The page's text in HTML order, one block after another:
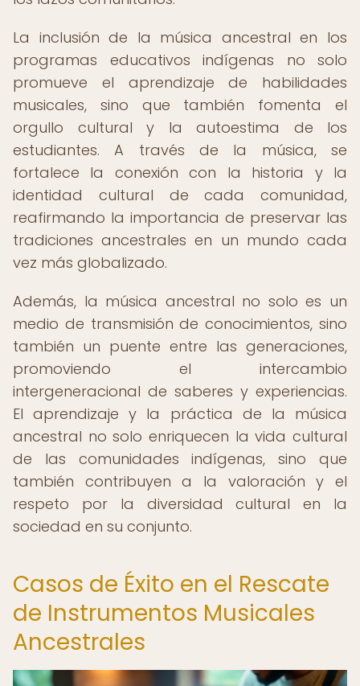
La inclusión de la música ancestral en los
programas educativos indígenas no solo
promueve el aprendizaje de habilidades
musicales, sino que también fomenta el
orgullo cultural y la autoestima de los
estudiantes. A través de la música, se
fortalece la conexión con la historia y la
identidad cultural de cada comunidad,
reafirmando la importancia de preservar las
tradiciones ancestrales en un mundo cada
vez más globalizado.
Además, la música ancestral no solo es un
medio de transmisión de conocimientos, sino
también un puente entre las generaciones,
promoviendo el intercambio
intergeneracional de saberes y experiencias.
El aprendizaje y la práctica de la música
ancestral no solo enriquecen la vida cultural
de las comunidades indígenas, sino que
también contribuyen a la valoración y el
respeto por la diversidad cultural en la
sociedad en su conjunto.
Casos de Éxito en el Rescate
de Instrumentos Musicales
Ancestrales